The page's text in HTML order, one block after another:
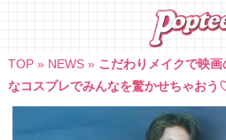
TOP» NEWS» こだわりメイクで映
なコスプレでみんなを驚かせちゃおう